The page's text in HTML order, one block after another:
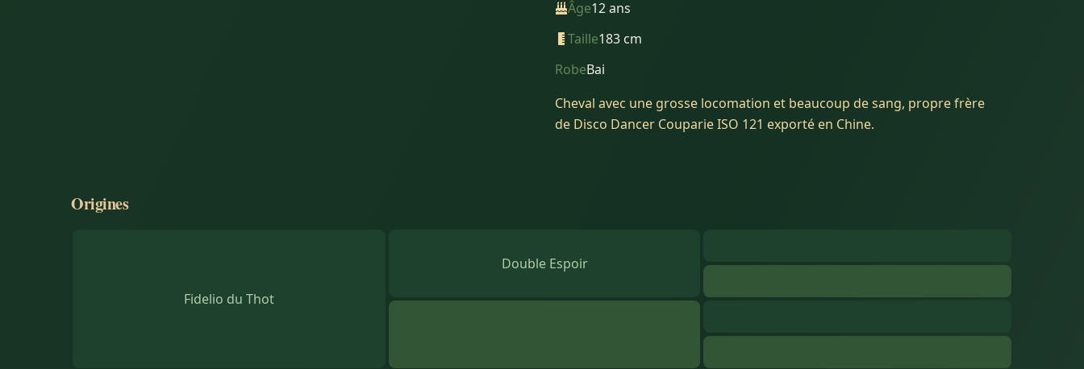
Âge12ans
Taille183 cm
RobeBai
Cheval avec une grosse locomation et beaucoup de sang, propre frère
de Disco Dancer Couparie ISO 121 exporté en Chine.
Origines
Fidelio du Thot
Double Espoir